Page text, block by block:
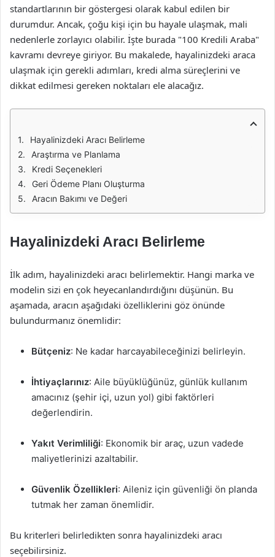
standartlarının bir göstergesi olarak kabul edilen bir
durumdur. Ancak, çoğu kişi için bu hayale ulaşmak, mali
nedenlerle zorlayıcı olabilir. İşte burada "100 Kredili Araba"
kavramı devreye giriyor. Bu makalede, hayalinizdeki araca
ulaşmak için gerekli adımları, kredi alma süreçlerini ve
dikkat edilmesi gereken noktaları ele alacağız.
Hayalinizdeki Aracı Belirleme
Araştırma ve Planlama
Kredi Seçenekleri
Geri Ödeme Planı Oluşturma
Aracın Bakımı ve Değeri
Hayalinizdeki Aracı Belirleme
İlk adım, hayalinizdeki aracı belirlemektir. Hangi marka ve
modelin sizi en çok heyecanlandırdığını düşünün. Bu
aşamada, aracın aşağıdaki özelliklerini göz önünde
bulundurmanız önemlidir:
Bütçeniz: Ne kadar harcayabileceğinizi belirleyin.
İhtiyaçlarınız: Aile büyüklüğünüz, günlük kullanım
amacınız (şehir içi, uzun yol) gibi faktörleri
değerlendirin.
Yakıt Verimliliği: Ekonomik bir araç, uzun vadede
maliyetlerinizi azaltabilir.
Güvenlik Özellikleri: Aileniz için güvenliği ön planda
tutmak her zaman önemlidir.
Bu kriterleri belirledikten sonra hayalinizdeki aracı
seçebilirsiniz.